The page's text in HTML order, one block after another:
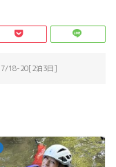
7/18-20[2泊3日]